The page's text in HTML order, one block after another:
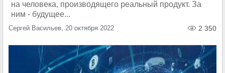
на человека, производящего реальный продукт. За
ним - будущее...
Сергей Васильев, 20 октября 2022 2 350